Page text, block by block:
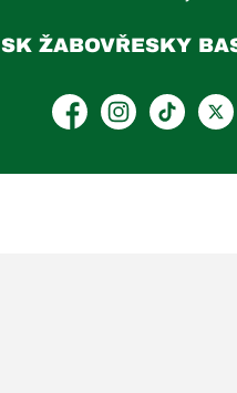
SK ŽABOVŘESKY
FacebookInstagram
TikTok